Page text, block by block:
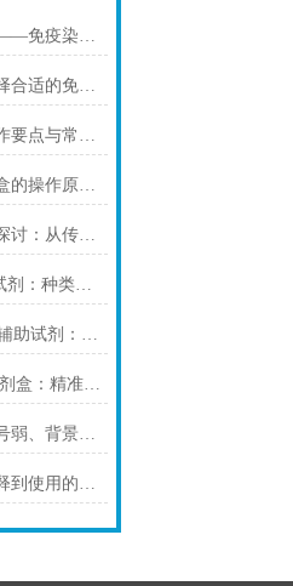
信噪比的幕后守护者——免疫染色洗涤液的科学原理与核心价值
如何根据实验目的选择合适的免疫染色封闭剂
免疫染色封闭液的操作要点与常见问题解决方案
微藻线粒体提取试剂盒的操作原理与实验优化指南
微藻线粒体提取方法探讨：从传统技术到试剂盒方案
深度解析pH 7.4辅助试剂：种类、选择
深入解析鲑鱼精DNA辅助试剂：原理、特性与规范操作
BE6018甲醛脱氢酶试剂盒：精准检测赋能多领域，标准化流程破解行业痛点
乙醛脱氢酶试剂盒信号弱、背景高、重复性差怎么办？
免疫染色洗涤液从稀释到使用的完整流程